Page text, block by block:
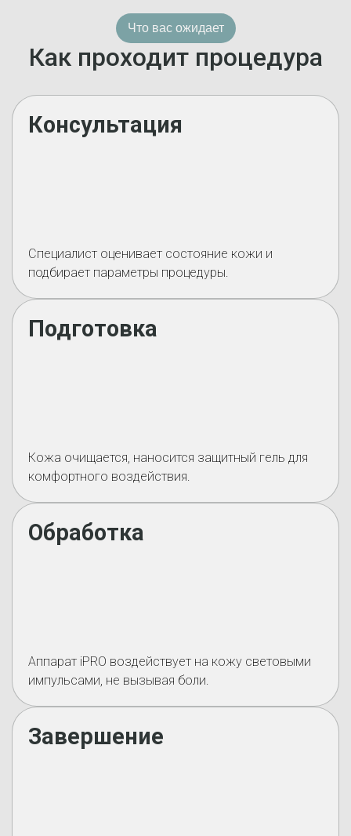
Что вас ожидает
Как проходит процедура
Консультация
Специалист оценивает состояние кожи и
подбирает параметры процедуры.
Подготовка
Кожа очищается, наносится защитный гель для
комфортного воздействия.
Обработка
Аппарат iPRO воздействует на кожу световыми
импульсами, не вызывая боли.
Завершение